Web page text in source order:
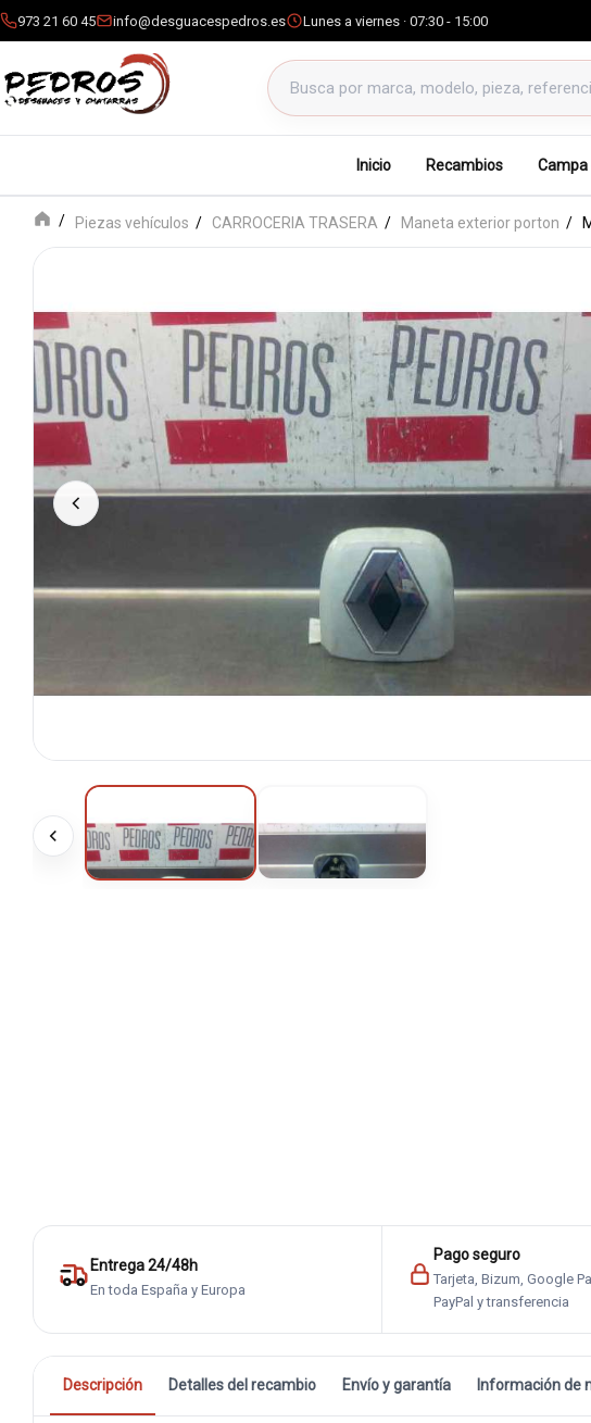
973 21 60 45 info@desguacespedros.es Lunes a viernes · 07:30 - 15:00
Buscar productos
Inicio Recambios Campa
Piezas vehículos CARROCERIA TRASERA Maneta exterior porton
Entrega 24/48h
En toda España y Europa
Pago seguro
Tarjeta, Bizum, Google
PayPal y transferencia
Descripción Detalles del recambio Envío y garantía Información de